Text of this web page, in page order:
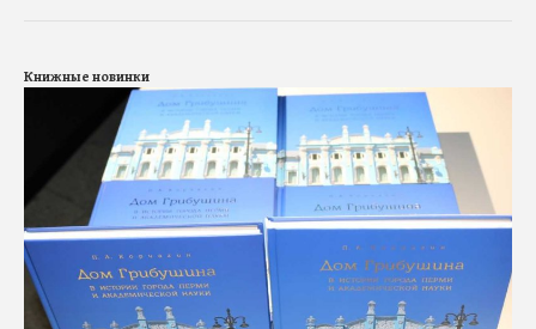
Книжные новинки